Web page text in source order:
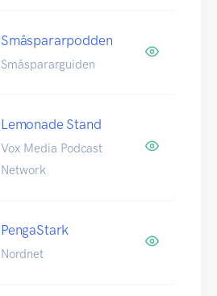
Småspararpodden
Småspararguiden
Lemonade Stand
Vox Media Podcast
Network
PengaStark
Nordnet